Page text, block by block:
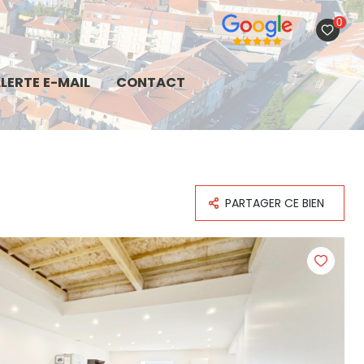
0
E-MAIL CONTACT
PARTAGER CE BIEN